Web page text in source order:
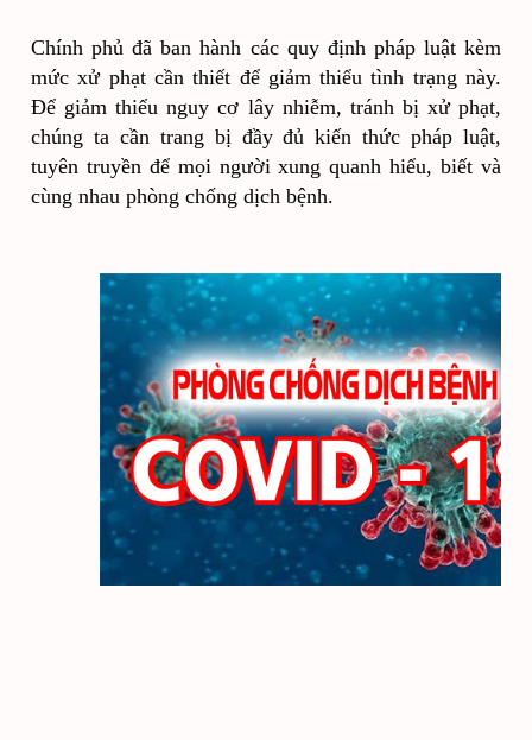
Chính phủ đã ban hành các quy định pháp luật kèm
mức xử phạt cần thiết để giảm thiểu tình trạng này.
Để giảm thiểu nguy cơ lây nhiễm, tránh bị xử phạt,
chúng ta cần trang bị đầy đủ kiến thức pháp luật,
tuyên truyền để mọi người xung quanh hiểu, biết và
cùng nhau phòng chống dịch bệnh.